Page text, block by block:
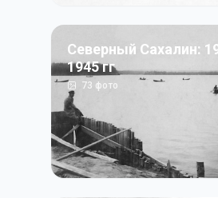
Северный Сахалин:
1945 гг
73 фото